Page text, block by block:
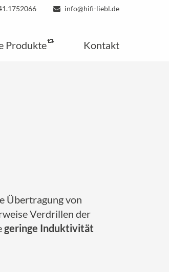
info@hifi-liebl.de
Produkte Kontakt
Übertragung von
Verdrillen der
geringe Induktivität